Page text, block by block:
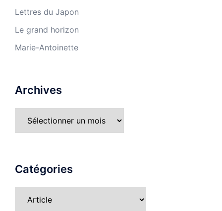
Lettres du Japon
Le grand horizon
Marie-Antoinette
Archives
Catégories